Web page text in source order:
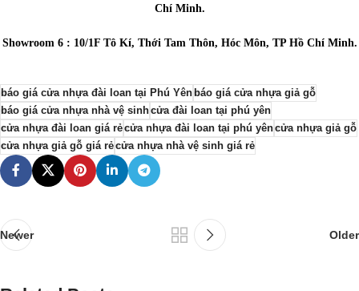
Chí Minh.
Showroom 6 : 10/1F Tô Kí, Thới Tam Thôn, Hóc Môn, TP Hồ Chí Minh.
báo giá cửa nhựa đài loan tại Phú Yênbáo giá cửa nhựa giả gỗ
báo giá cửa nhựa nhà vệ sinhcửa đài loan tại phú yên
cửa nhựa đài loan giá rẻcửa nhựa đài loan tại phú yêncửa nhựa giả gỗ
cửa nhựa giả gỗ giá rẻcửa nhựa nhà vệ sinh giá rẻ
Newer Older